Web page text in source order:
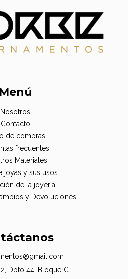
Menú
Nosotros
Contacto
de compras
frecuentes
Materiales
joyas y sus usos
de la joyería
y Devoluciones
Dpto 44, Bloque C